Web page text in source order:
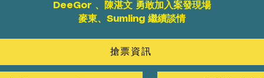
DeeGor 、陳湛文 勇敢加入案發現場
麥東、Sumling 繼續談情
搶票資訊